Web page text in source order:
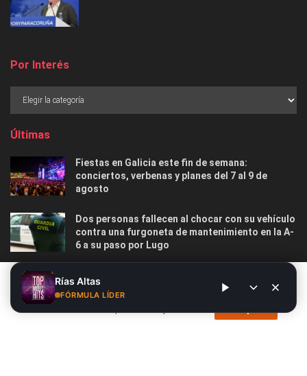
Por Interés
Últimas
Fiestas en Galicia este fin de semana:
conciertos, verbenas y planes del 7 al 9 de
agosto
Dos personas fallecen al chocar con su vehículo
contra una furgoneta de mantenimiento en la A-
6 a su paso por Lugo
Las 12 playas gallegas con Bandera Azul menos
masificadas para disfrutar este verano
Rías Altas
FÓRMULA LÍDER
Este sitio web utiliza cookies. Al continuar utilizando este sitio
web, usted da su consentimiento para el uso de cookies. Visite